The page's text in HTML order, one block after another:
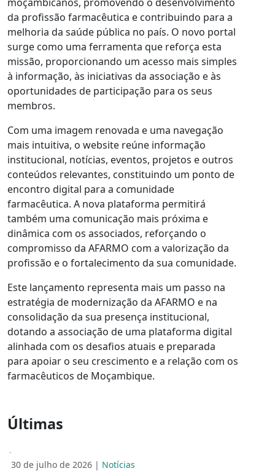
da profissão farmacêutica e contribuindo para a
melhoria da saúde pública no país. O novo portal
surge como uma ferramenta que reforça esta
missão, proporcionando um acesso mais simples
à informação, às iniciativas da associação e às
oportunidades de participação para os seus
membros.
Com uma imagem renovada e uma navegação
mais intuitiva, o website reúne informação
institucional, notícias, eventos, projetos e outros
conteúdos relevantes, constituindo um ponto de
encontro digital para a comunidade
farmacêutica. A nova plataforma permitirá
também uma comunicação mais próxima e
dinâmica com os associados, reforçando o
compromisso da AFARMO com a valorização da
profissão e o fortalecimento da sua comunidade.
Este lançamento representa mais um passo na
estratégia de modernização da AFARMO e na
consolidação da sua presença institucional,
dotando a associação de uma plataforma digital
alinhada com os desafios atuais e preparada
para apoiar o seu crescimento e a relação com os
farmacêuticos de Moçambique.
Últimas
30 de julho de 2026 | Notícias